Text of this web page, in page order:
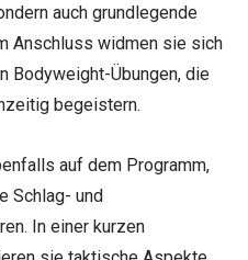
auch grundlegende
Anschluss widmen sie sich
Bodyweight-Übungen, die
begeistern.
auf dem Programm,
Schlag- und
In einer kurzen